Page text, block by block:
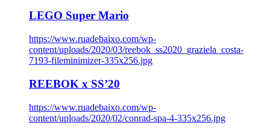
LEGO Super Mario
https://www.ruadebaixo.com/wp-
content/uploads/2020/03/reebok_ss2020_graziela_costa-
7193-fileminimizer-335x256.jpg
REEBOK x SS’20
https://www.ruadebaixo.com/wp-
content/uploads/2020/02/conrad-spa-4-335x256.jpg